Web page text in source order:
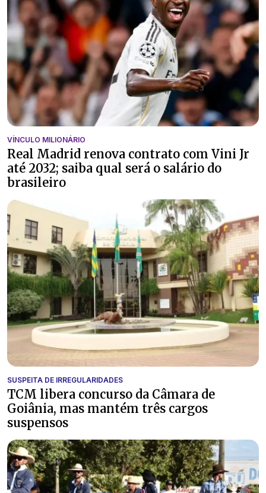
VÍNCULO MILIONÁRIO
Real Madrid renova contrato com Vini Jr
até 2032; saiba qual será o salário do
brasileiro
SUSPEITA DE IRREGULARIDADES
TCM libera concurso da Câmara de
Goiânia, mas mantém três cargos
suspensos